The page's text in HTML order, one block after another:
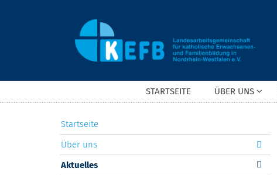
STARTSEITE ÜBER UNS
Startseite
Über uns
Aktuelles